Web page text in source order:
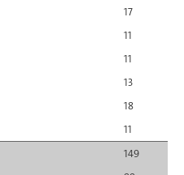
17
11
11
13
18
11
149